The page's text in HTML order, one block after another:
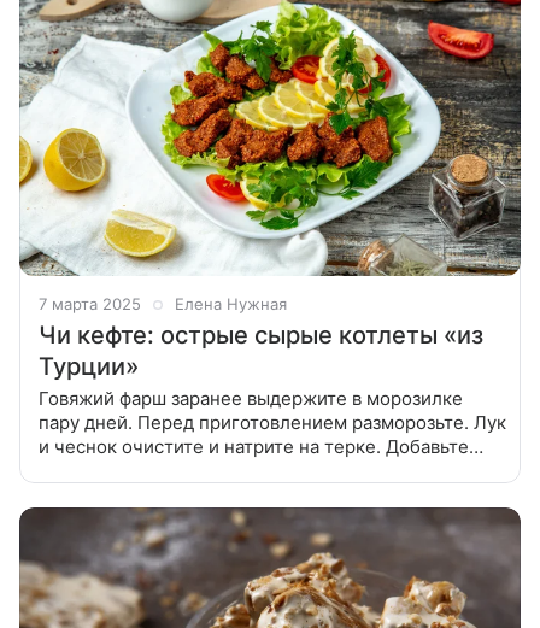
7 марта 2025 Елена Нужная
Чи кефте: острые сырые котлеты «из
Турции»
Говяжий фарш заранее выдержите в морозилке
пару дней. Перед приготовлением разморозьте. Лук
и чеснок очистите и натрите на терке. Добавьте